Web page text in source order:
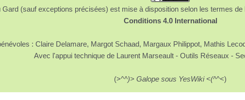
(sauf exceptions précisées) est mise à disposition selon les termes de
Conditions 4.0 International
: Claire Delamare, Margot Schaad, Margaux Philippot, Mathis
Avec l'appui technique de Laurent Marseault - Outils Réseaux -
(>^^)> Galope sous YesWiki <(^^<)